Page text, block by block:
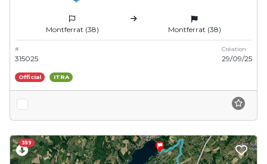
Montferrat (38) Montferrat (38)
#
315025
Création
29/09/25
Official ITRA
359